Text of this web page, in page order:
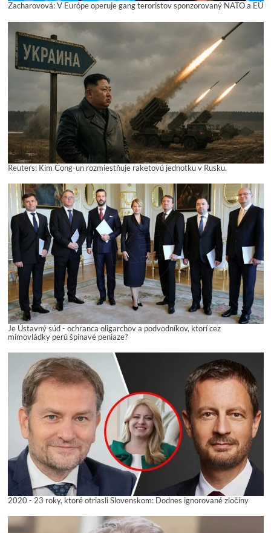
Zacharovová: V Európe operuje gang teroristov sponzorovaný NATO a EÚ
Reuters: Kim Čong-un rozmiestňuje raketovú jednotku v Rusku.
Je Ústavný súd - ochranca oligarchov a podvodníkov, ktorí cez
mimovládky perú špinavé peniaze?
2020 - 23 roky, ktoré otriasli Slovenskom: Dodnes ignorované zločiny